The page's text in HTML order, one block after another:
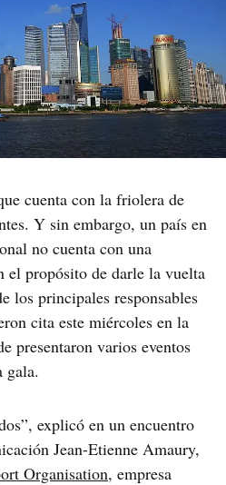
cuenta con la friolera de
Y sin embargo, un país en
no cuenta con una
propósito de darle la vuelta
los principales responsables
cita este miércoles en la
presentaron varios eventos
gala.
explicó en un encuentro
Jean-Etienne Amaury,
Organisation, empresa